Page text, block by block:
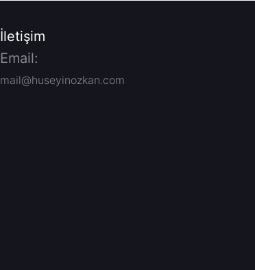
İletişim
Email:
mail@huseyinozkan.com